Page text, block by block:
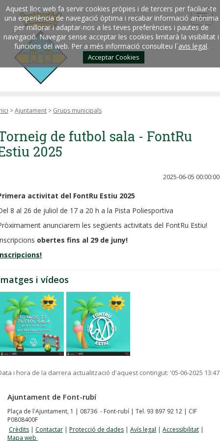
Aquest lloc web fa servir cookies pròpies i de tercers per faciliar-te
una experiència de navegació òptima i recabar informació anònima
per millorar i adaptar-nos a les teves preferències i pautes de
navegació. Navegar sense acceptar les cookies limitarà la visibilitat i
funcions del web. Per a més informació consulteu l´avis legal.
Acceptar Cookies
>Ajuntament > Grups municipals
de futbol sala - FontRu
2025
2025-06-05 00:00:00
activitat del FontRu Estiu 2025
8 al 26 de juliol de 17 a 20 h a la Pista Poliesportiva
anunciarem les següents activitats del FontRu Estiu!
obertes fins al 29 de juny!
i vídeos
i hora de la darrera actualització d'aquest contingut: '05-06-2025 13:47
Ajuntament de Font-rubí
Plaça de l'Ajuntament, 1 | 08736 - Font-rubí | Tel. 93 897 92 12 | CIF
P0808400F
Crèdits | Contactar | Protecció de dades | Avís legal | Accessibilitat |
Mapa web